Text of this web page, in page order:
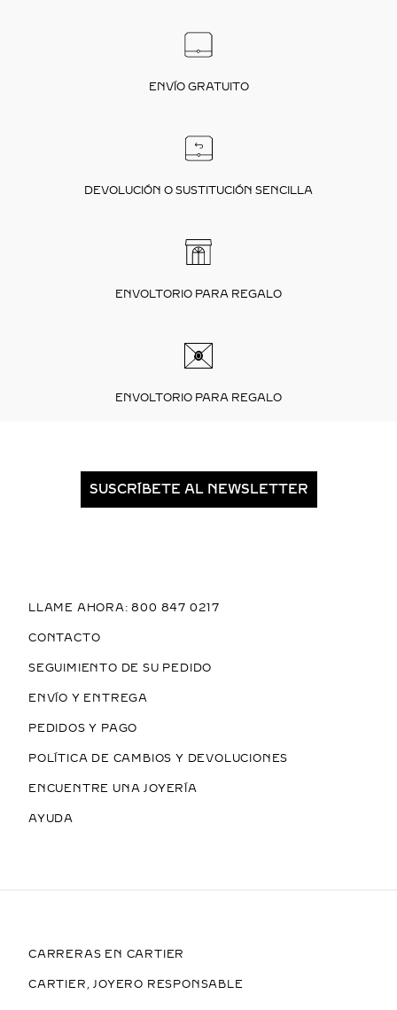
ENVÍO GRATUITO
DEVOLUCIÓN O SUSTITUCIÓN SENCILLA
ENVOLTORIO PARA REGALO
ENVOLTORIO PARA REGALO
SUSCRÍBETE AL NEWSLETTER
LLAME AHORA: 800 847 0217
CONTACTO
SEGUIMIENTO DE SU PEDIDO
ENVÍO Y ENTREGA
PEDIDOS Y PAGO
POLÍTICA DE CAMBIOS Y DEVOLUCIONES
ENCUENTRE UNA JOYERÍA
AYUDA
CARRERAS EN CARTIER
CARTIER, JOYERO RESPONSABLE